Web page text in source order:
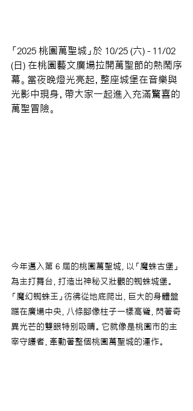
「2025 桃園萬聖城」於 10/25 (六) - 11/02
(日) 在桃園藝文廣場拉開萬聖節的熱鬧序
幕。當夜晚燈光亮起，整座城堡在音樂與
光影中現身，帶大家一起進入充滿驚喜的
萬聖冒險。
今年邁入第 6 屆的桃園萬聖城，以「魔蛛古堡」
為主打舞台，打造出神秘又壯觀的蜘蛛城堡。
「魔幻蜘蛛王」彷彿從地底爬出，巨大的身體盤
踞在廣場中央，八條腳像柱子一樣高聳，閃著奇
異光芒的雙眼特別吸睛。它就像是桃園市的主
宰守護者，牽動著整個桃園萬聖城的運作。